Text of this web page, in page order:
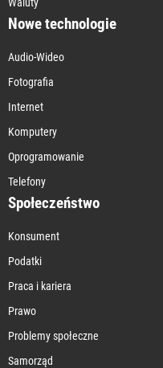
Nowe technologie
Audio-Wideo
Fotografia
Internet
Komputery
Oprogramowanie
Telefony
Społeczeństwo
Konsument
Podatki
Praca i kariera
Prawo
Problemy społeczne
Samorząd